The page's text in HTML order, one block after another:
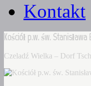
Kontakt
Kościół p.w. św.
Czeladź Wielka – Dorf